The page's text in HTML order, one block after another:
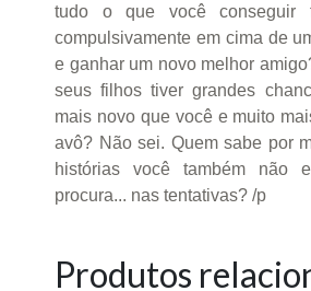
tudo o que você conseguir
compulsivamente em cima de
e ganhar um novo melhor
seus filhos tiver grandes
mais novo que você e muito
avô? Não sei. Quem sabe por
histórias você também não
procura... nas tentativas? /p
Produtos